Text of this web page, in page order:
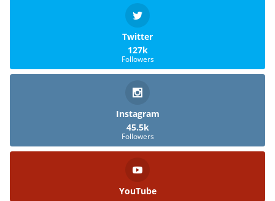
Twitter
127k
Followers
Instagram
45.5k
Followers
YouTube